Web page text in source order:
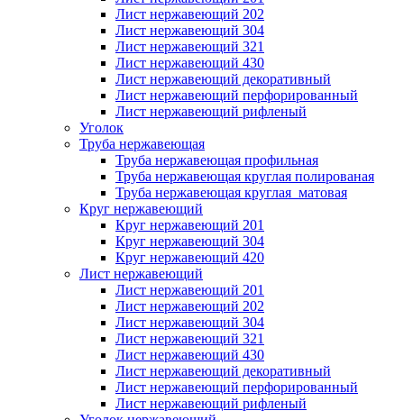
Лист нержавеющий 202
Лист нержавеющий 304
Лист нержавеющий 321
Лист нержавеющий 430
Лист нержавеющий декоративный
Лист нержавеющий перфорированный
Лист нержавеющий рифленый
Уголок
Труба нержавеющая
Труба нержавеющая профильная
Труба нержавеющая круглая полированая
Труба нержавеющая круглая матовая
Круг нержавеющий
Круг нержавеющий 201
Круг нержавеющий 304
Круг нержавеющий 420
Лист нержавеющий
Лист нержавеющий 201
Лист нержавеющий 202
Лист нержавеющий 304
Лист нержавеющий 321
Лист нержавеющий 430
Лист нержавеющий декоративный
Лист нержавеющий перфорированный
Лист нержавеющий рифленый